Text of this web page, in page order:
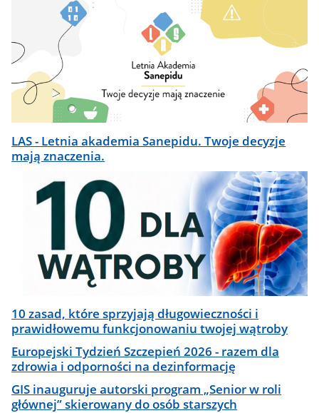
LAS - Letnia akademia Sanepidu. Twoje decyzje
mają znaczenia.
10 zasad, które sprzyjają długowieczności i
prawidłowemu funkcjonowaniu twojej wątroby
Europejski Tydzień Szczepień 2026 - razem dla
zdrowia i odporności na dezinformację
GIS inauguruje autorski program „Senior w roli
głównej” skierowany do osób starszych